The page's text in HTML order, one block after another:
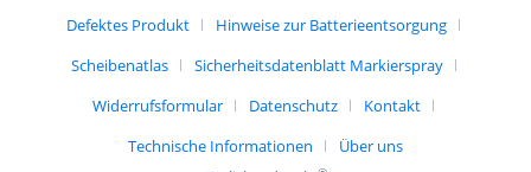
Defektes Produkt
Hinweise zur Batterieentsorgung
Scheibenatlas
Sicherheitsdatenblatt Markierspray
Widerrufsformular
Datenschutz
Kontakt
Technische Informationen
Über uns